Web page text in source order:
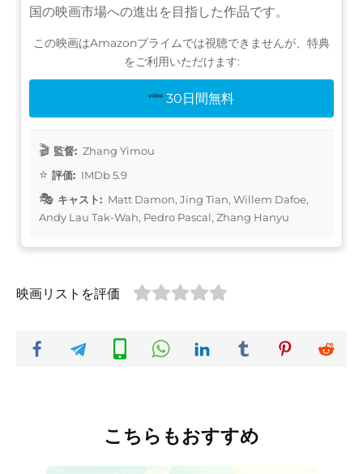
国の映画市場への進出を目指した作品です。
この映画はAmazonプライムでは視聴できませんが、特典
をご利用いただけます:
30日間無料
監督: Zhang Yimou
評価: IMDb 5.9
キャスト: Matt Damon, Jing Tian, Willem Dafoe,
Andy Lau Tak-Wah, Pedro Pascal, Zhang Hanyu
映画リストを評価
こちらもおすすめ